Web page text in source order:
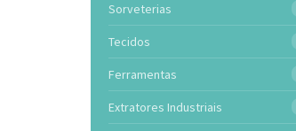
Sorveterias
Tecidos
Ferramentas
Extratores Industriais